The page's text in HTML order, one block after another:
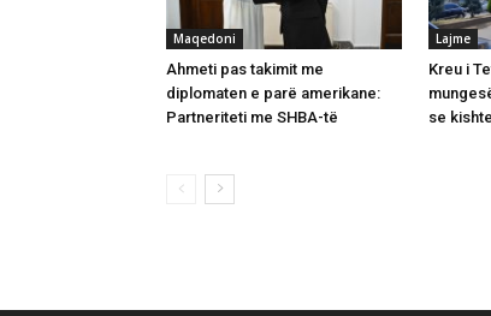
Maqedoni
Ahmeti pas takimit me
diplomaten e parë amerikane:
Partneriteti me SHBA-të
Lajme
Kreu i
se